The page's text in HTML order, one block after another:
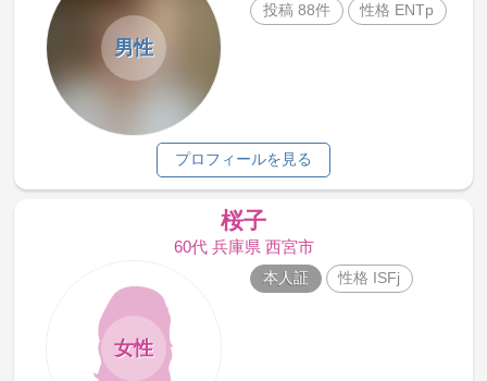
男性
投稿 88件
性格 ENTp
プロフィールを見る
桜子
60代 兵庫県 西宮市
女性
本人証 性格 ISFj